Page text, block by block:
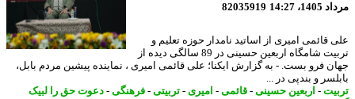
14:27
82035919
قائمی امیری از اساتید نامدار حوزه تعلیم و
تربیت شامگاه اربعین حسینی در 89 سالگی دیده از
فرو بست. - به گزارش ایکنا؛ علی قائمی امیری ، نماینده پیشین مردم بابل،
و بندپی در ...
-اربعین حسینی-قائمی-امیری- تربیتی -فرهنگی-دعوت حق را لبیک